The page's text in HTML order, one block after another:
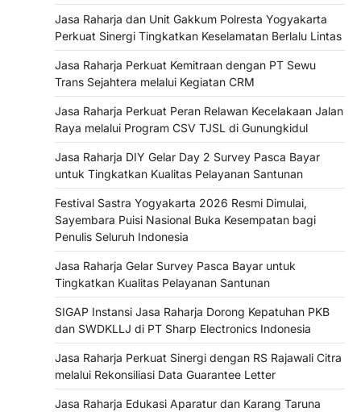
Jasa Raharja dan Unit Gakkum Polresta Yogyakarta
Perkuat Sinergi Tingkatkan Keselamatan Berlalu Lintas
Jasa Raharja Perkuat Kemitraan dengan PT Sewu
Trans Sejahtera melalui Kegiatan CRM
Jasa Raharja Perkuat Peran Relawan Kecelakaan Jalan
Raya melalui Program CSV TJSL di Gunungkidul
Jasa Raharja DIY Gelar Day 2 Survey Pasca Bayar
untuk Tingkatkan Kualitas Pelayanan Santunan
Festival Sastra Yogyakarta 2026 Resmi Dimulai,
Sayembara Puisi Nasional Buka Kesempatan bagi
Penulis Seluruh Indonesia
Jasa Raharja Gelar Survey Pasca Bayar untuk
Tingkatkan Kualitas Pelayanan Santunan
SIGAP Instansi Jasa Raharja Dorong Kepatuhan PKB
dan SWDKLLJ di PT Sharp Electronics Indonesia
Jasa Raharja Perkuat Sinergi dengan RS Rajawali Citra
melalui Rekonsiliasi Data Guarantee Letter
Jasa Raharja Edukasi Aparatur dan Karang Taruna